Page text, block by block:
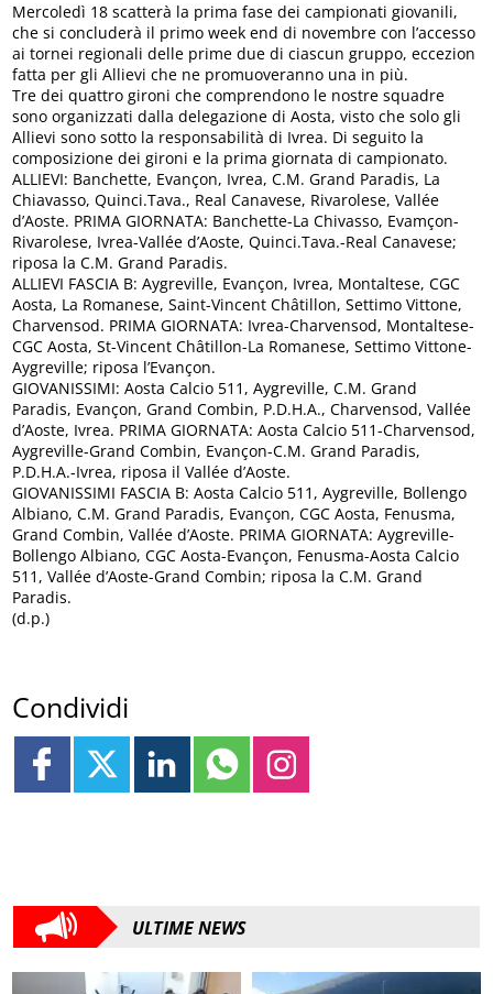
Mercoledì 18 scatterà la prima fase dei campionati giovanili,
che si concluderà il primo week end di novembre con l’accesso
ai tornei regionali delle prime due di ciascun gruppo, eccezion
fatta per gli Allievi che ne promuoveranno una in più.
Tre dei quattro gironi che comprendono le nostre squadre
sono organizzati dalla delegazione di Aosta, visto che solo gli
Allievi sono sotto la responsabilità di Ivrea. Di seguito la
composizione dei gironi e la prima giornata di campionato.
ALLIEVI: Banchette, Evançon, Ivrea, C.M. Grand Paradis, La
Chiavasso, Quinci.Tava., Real Canavese, Rivarolese, Vallée
d’Aoste. PRIMA GIORNATA: Banchette-La Chivasso, Evamçon-
Rivarolese, Ivrea-Vallée d’Aoste, Quinci.Tava.-Real Canavese;
riposa la C.M. Grand Paradis.
ALLIEVI FASCIA B: Aygreville, Evançon, Ivrea, Montaltese, CGC
Aosta, La Romanese, Saint-Vincent Châtillon, Settimo Vittone,
Charvensod. PRIMA GIORNATA: Ivrea-Charvensod, Montaltese-
CGC Aosta, St-Vincent Châtillon-La Romanese, Settimo Vittone-
Aygreville; riposa l’Evançon.
GIOVANISSIMI: Aosta Calcio 511, Aygreville, C.M. Grand
Paradis, Evançon, Grand Combin, P.D.H.A., Charvensod, Vallée
d’Aoste, Ivrea. PRIMA GIORNATA: Aosta Calcio 511-Charvensod,
Aygreville-Grand Combin, Evançon-C.M. Grand Paradis,
P.D.H.A.-Ivrea, riposa il Vallée d’Aoste.
GIOVANISSIMI FASCIA B: Aosta Calcio 511, Aygreville, Bollengo
Albiano, C.M. Grand Paradis, Evançon, CGC Aosta, Fenusma,
Grand Combin, Vallée d’Aoste. PRIMA GIORNATA: Aygreville-
Bollengo Albiano, CGC Aosta-Evançon, Fenusma-Aosta Calcio
511, Vallée d’Aoste-Grand Combin; riposa la C.M. Grand
Paradis.
(d.p.)
Condividi
ULTIME NEWS